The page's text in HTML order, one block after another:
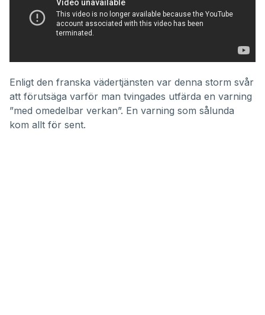
Enligt den franska vädertjänsten var denna storm svår
att förutsäga varför man tvingades utfärda en varning
”med omedelbar verkan”. En varning som sålunda
kom allt för sent.